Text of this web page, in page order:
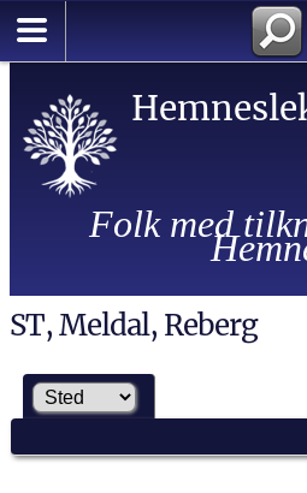
Folk med
ST, Meldal, Reberg